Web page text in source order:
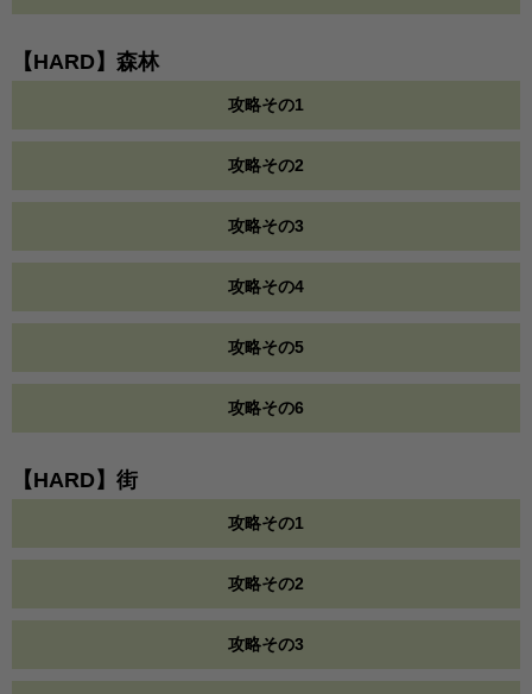
【HARD】森林
攻略その1
攻略その2
攻略その3
攻略その4
攻略その5
攻略その6
【HARD】街
攻略その1
攻略その2
攻略その3